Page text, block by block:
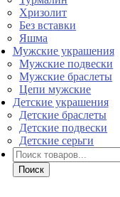
Хризолит
Без вставки
Яшма
Мужские украшения
Мужские подвески
Мужские браслеты
Цепи мужские
Детские украшения
Детские браслеты
Детские подвески
Детские серьги
Поиск
товаров
Поиск